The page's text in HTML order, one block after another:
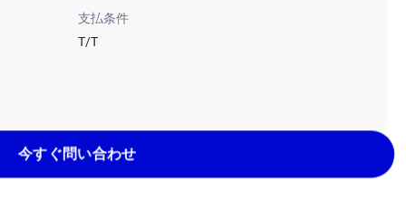
支払条件
T/T
今すぐ問い合わせ